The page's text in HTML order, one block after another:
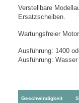
Verstellbare
Ersatzscheiben.
Wartungsfreier
Ausführung: 1400
Ausführung:
Geschwindigkeit